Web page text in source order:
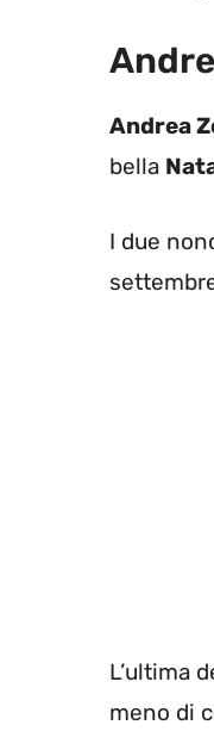
Andrea
bella
I due
L’ultima
meno di